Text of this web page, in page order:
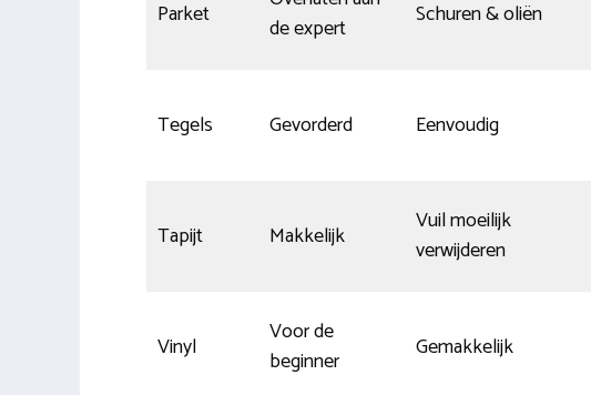
Parket
de expert
Schuren & oliën
Tegels Gevorderd Eenvoudig
Tapijt Makkelijk
Vuil moeilijk
verwijderen
Vinyl
Voor de
beginner
Gemakkelijk